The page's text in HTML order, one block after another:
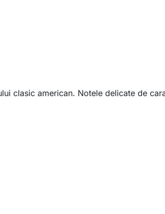
clasic american. Notele delicate de